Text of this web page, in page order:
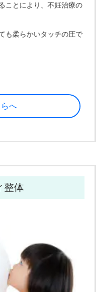
ことにより、不妊治療の
も柔らかいタッチの圧で
へ
整体